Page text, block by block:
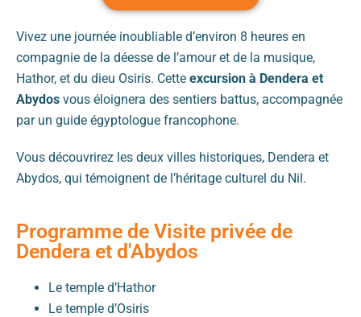
Vivez une journée inoubliable d’environ 8 heures en
compagnie de la déesse de l’amour et de la musique,
Hathor, et du dieu Osiris. Cette excursion à Dendera et
Abydos vous éloignera des sentiers battus, accompagnée
par un guide égyptologue francophone.
Vous découvrirez les deux villes historiques, Dendera et
Abydos, qui témoignent de l’héritage culturel du Nil.
Programme de Visite privée de
Dendera et d'Abydos
Le temple d’Hathor
Le temple d’Osiris